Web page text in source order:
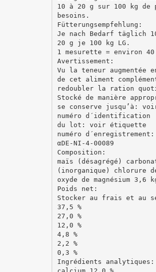
10 à 20 g sur 100 kg
besoins.
Fütterungsempfehlung:
Je nach Bedarf täglich
20 g je 100 kg LG.
1 mesurette = environ 40
Avertissement:
Vu la teneur augmentée
de cet aliment
redoubler la ration
Stocké de manière
se conserve jusqu’à:
numéro d´identification
du lot: voir étiquette
numéro d´enregistrement:
αDE-NI-4-00089
Composition:
maïs (désagrégé)
(inorganique) chlorure
oxyde de magnésium 3,6
Poids net:
Stocker au frais et au
37,5 %
27,0 %
12,0 %
4,8 %
2,2 %
0,3 %
Ingrédients analytiques:
calcium 12,0 %